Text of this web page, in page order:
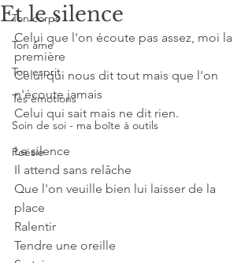
Ton corps
Ton âme
Ton esprit
Tes émotions
Soin de soi - ma boîte à outils
Poésie
Et le silence
Celui que l'on écoute pas assez, moi la
première
Celui qui nous dit tout mais que l'on
n'écoute jamais
Celui qui sait mais ne dit rien.
Le silence
Il attend sans relâche
Que l'on veuille bien lui laisser de la
place
Ralentir
Tendre une oreille